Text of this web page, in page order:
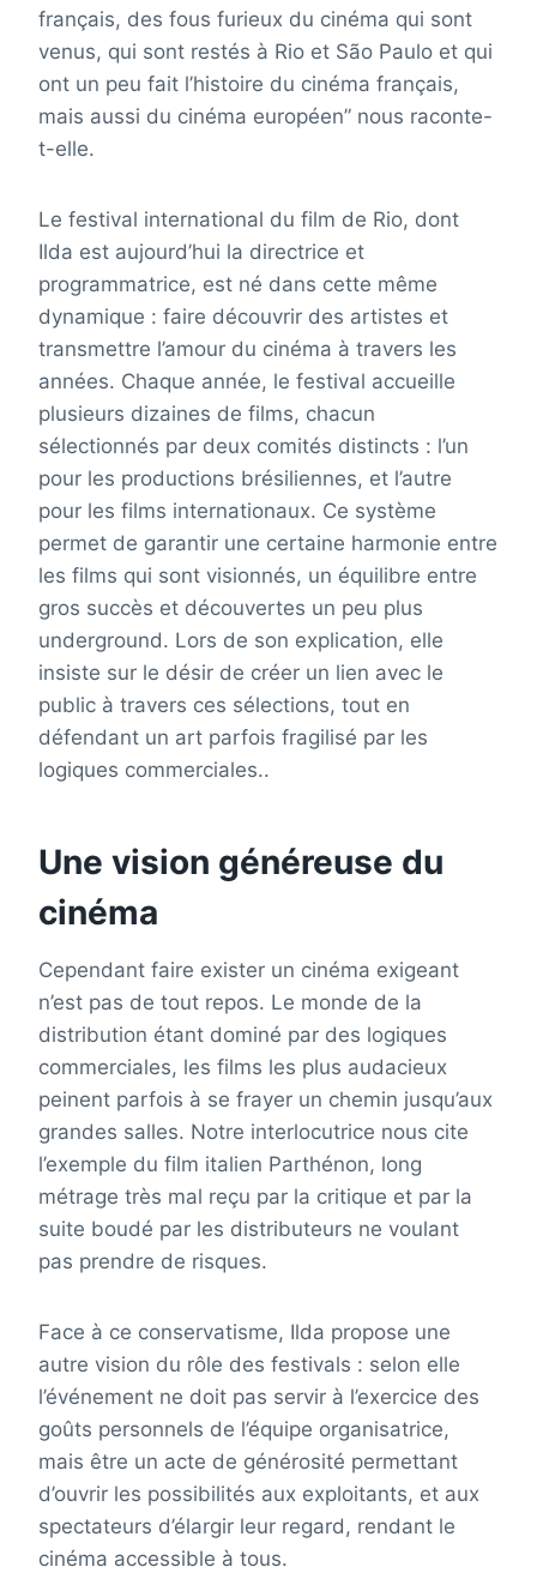
français, des fous furieux du cinéma qui sont
venus, qui sont restés à Rio et São Paulo et qui
ont un peu fait l’histoire du cinéma français,
mais aussi du cinéma européen” nous raconte-
t-elle.
Le festival international du film de Rio, dont
Ilda est aujourd’hui la directrice et
programmatrice, est né dans cette même
dynamique : faire découvrir des artistes et
transmettre l’amour du cinéma à travers les
années. Chaque année, le festival accueille
plusieurs dizaines de films, chacun
sélectionnés par deux comités distincts : l’un
pour les productions brésiliennes, et l’autre
pour les films internationaux. Ce système
permet de garantir une certaine harmonie entre
les films qui sont visionnés, un équilibre entre
gros succès et découvertes un peu plus
underground. Lors de son explication, elle
insiste sur le désir de créer un lien avec le
public à travers ces sélections, tout en
défendant un art parfois fragilisé par les
logiques commerciales..
Une vision généreuse du
cinéma
Cependant faire exister un cinéma exigeant
n’est pas de tout repos. Le monde de la
distribution étant dominé par des logiques
commerciales, les films les plus audacieux
peinent parfois à se frayer un chemin jusqu’aux
grandes salles. Notre interlocutrice nous cite
l’exemple du film italien Parthénon, long
métrage très mal reçu par la critique et par la
suite boudé par les distributeurs ne voulant
pas prendre de risques.
Face à ce conservatisme, Ilda propose une
autre vision du rôle des festivals : selon elle
l’événement ne doit pas servir à l’exercice des
goûts personnels de l’équipe organisatrice,
mais être un acte de générosité permettant
d’ouvrir les possibilités aux exploitants, et aux
spectateurs d’élargir leur regard, rendant le
cinéma accessible à tous.